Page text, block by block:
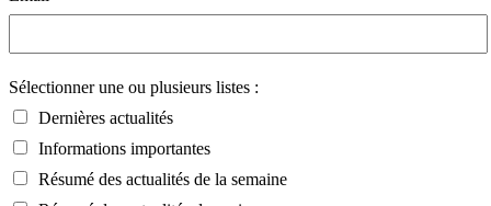
Sélectionner une ou plusieurs listes :
Dernières actualités
Informations importantes
Résumé des actualités de la semaine